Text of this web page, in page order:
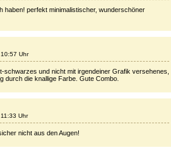
haben! perfekt minimalistischer, wunderschöner
Uhr
schwarzes und nicht mit irgendeiner Grafik versehenes,
durch die knallige Farbe. Gute Combo.
Uhr
nicht aus den Augen!